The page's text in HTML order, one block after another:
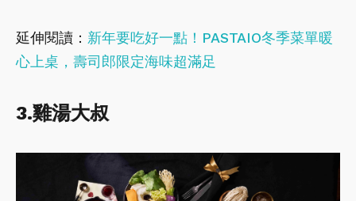
延伸閱讀： 新年要吃好一點！PASTAIO冬季菜單暖
心上桌，壽司郎限定海味超滿足
3.雞湯大叔